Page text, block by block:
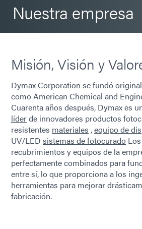
Nuestra empresa
Misión, Visión y
Dymax Corporation se fundó
como American Chemical and
Cuarenta años después, Dymax es
líderde innovadores productos
resistentes materiales ,equipo de
UV/LED sistemas de fotocurado
recubrimientos y equipos de la
perfectamente combinados para
entre sí, lo que proporciona a los
herramientas para mejorar
fabricación.